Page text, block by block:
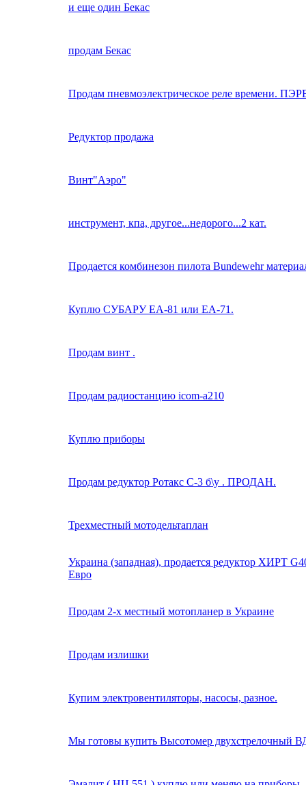
и еще один Бекас
продам Бекас
Продам пневмоэлектрическое реле времени.
Редуктор продажа
Винт"Аэро"
инструмент, кпа, другое...недорого...2 кат.
Продается комбинезон пилота Bundewehr
Куплю СУБАРУ ЕА-81 или ЕА-71.
Продам винт .
Продам радиостанцию icom-a210
Куплю приборы
Продам редуктор Ротакс С-3 б\у . ПРОДАН.
Трехместный мотодельтаплан
Украина (западная), продается редуктор ХИРТ
Евро
Продам 2-х местный мотопланер в Украине
Продам излишки
Купим электровентиляторы, насосы, разное.
Мы готовы купить Высотомер двухстрелочный